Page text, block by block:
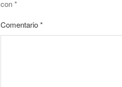
con*
Comentario*